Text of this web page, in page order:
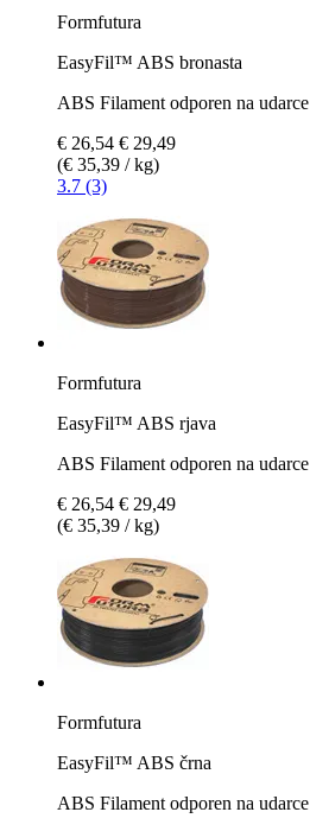
Formfutura
EasyFil™ ABS bronasta
ABS Filament odporen na udarce
€ 26,54 € 29,49
(€ 35,39 / kg)
3.7 (3)
Formfutura
EasyFil™ ABS rjava
ABS Filament odporen na udarce
€ 26,54 € 29,49
(€ 35,39 / kg)
Formfutura
EasyFil™ ABS črna
ABS Filament odporen na udarce